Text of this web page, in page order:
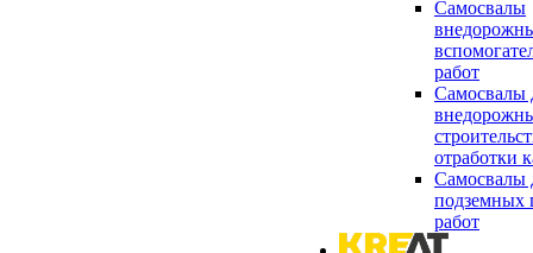
Самосвалы
работ
Самосвалы
отработки
Самосвалы
подземных
работ